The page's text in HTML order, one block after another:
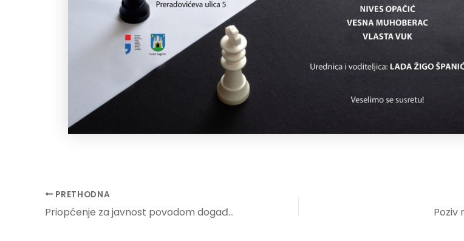
Post
navigation
PRETHODNA
Priopćenje za javnost povodom događaja u XVI. gimnaziji u Zagrebu Poziv